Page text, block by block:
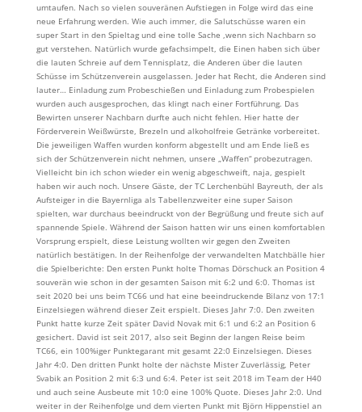
umtaufen. Nach so vielen souveränen Aufstiegen in Folge wird das eine
neue Erfahrung werden. Wie auch immer, die Salutschüsse waren ein
super Start in den Spieltag und eine tolle Sache ,wenn sich Nachbarn so
gut verstehen. Natürlich wurde gefachsimpelt, die Einen haben sich über
die lauten Schreie auf dem Tennisplatz, die Anderen über die lauten
Schüsse im Schützenverein ausgelassen. Jeder hat Recht, die Anderen sind
lauter… Einladung zum Probeschießen und Einladung zum Probespielen
wurden auch ausgesprochen, das klingt nach einer Fortführung. Das
Bewirten unserer Nachbarn durfte auch nicht fehlen. Hier hatte der
Förderverein Weißwürste, Brezeln und alkoholfreie Getränke vorbereitet.
Die jeweiligen Waffen wurden konform abgestellt und am Ende ließ es
sich der Schützenverein nicht nehmen, unsere „Waffen“ probezutragen.
Vielleicht bin ich schon wieder ein wenig abgeschweift, naja, gespielt
haben wir auch noch. Unsere Gäste, der TC Lerchenbühl Bayreuth, der als
Aufsteiger in die Bayernliga als Tabellenzweiter eine super Saison
spielten, war durchaus beeindruckt von der Begrüßung und freute sich auf
spannende Spiele. Während der Saison hatten wir uns einen komfortablen
Vorsprung erspielt, diese Leistung wollten wir gegen den Zweiten
natürlich bestätigen. In der Reihenfolge der verwandelten Matchbälle hier
die Spielberichte: Den ersten Punkt holte Thomas Dörschuck an Position 4
souverän wie schon in der gesamten Saison mit 6:2 und 6:0. Thomas ist
seit 2020 bei uns beim TC66 und hat eine beeindruckende Bilanz von 17:1
Einzelsiegen während dieser Zeit erspielt. Dieses Jahr 7:0. Den zweiten
Punkt hatte kurze Zeit später David Novak mit 6:1 und 6:2 an Position 6
gesichert. David ist seit 2017, also seit Beginn der langen Reise beim
TC66, ein 100%iger Punktegarant mit gesamt 22:0 Einzelsiegen. Dieses
Jahr 4:0. Den dritten Punkt holte der nächste Mister Zuverlässig, Peter
Svabik an Position 2 mit 6:3 und 6:4. Peter ist seit 2018 im Team der H40
und auch seine Ausbeute mit 10:0 eine 100% Quote. Dieses Jahr 2:0. Und
weiter in der Reihenfolge und dem vierten Punkt mit Björn Hippenstiel an